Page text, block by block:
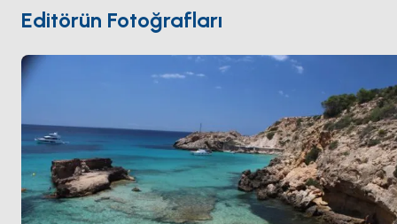
batımının büyüleyici renklerinin gökyüzünü
boyamasına tanık olun. Bu unutulmaz manzaranın
tadını çıkarmak için kıyı boyunca rahat bir yer bulun.
Gözlerden uzak plajları ve İbiza'nın
büyüleyici kıyı şeridini keşfederek Cala Tarida'dan
kalkan tekne gezilerine çıkın. Hızınızı değiştirmek için
adanın büyüleyici iç köylerine gidin.
Cala Tarida, güneşli plaj günlerinin, canlı deniz
yaşamının ve ada keşiflerinin sizi beklediği bir cennet
olan İbiza kaçamağının özünü temsil ediyor.
Editörün Fotoğrafları